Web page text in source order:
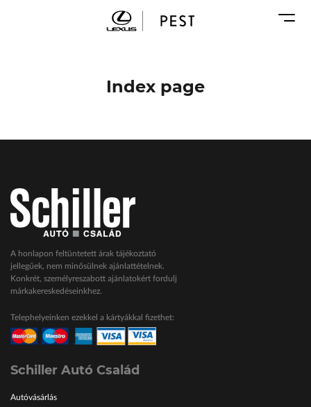
ŠKODA Schiller
Geely Schiller
Seat Schiller
Tesla Approved Body Shop
VW Haszonjárművek
VW Service Schiller
ŠKODA Schiller
Karosszéria Centrum
Index page
A honlapon feltüntetett árak tájékoztató
jellegűek, nem minősülnek ajánlattételnek.
Konkrét, személyreszabott ajánlatokért fordulj
márkakereskedéseinkhez.
Telephelyeinken ezekkel a kártyákkal fizethet:
Schiller Autó Család
Autóvásárlás